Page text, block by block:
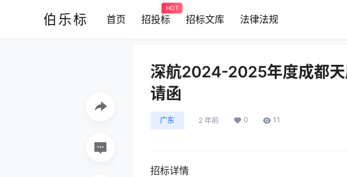
伯乐标 首页 招投标
HOT
招标文库 法律法规
深航2024-2025年度成都天
请函
广东 2 年前 0 11
招标详情